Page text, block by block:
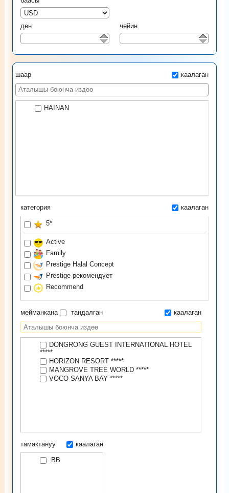
ден чейин
шаар каалаган
HAINAN
категория каалаган
5*
Active
Family
Prestige Halal Concept
Prestige рекомендует
Recommend
мейманкана тандалган каалаган
DONGRONG GUEST INTERNATIONAL HOTEL
*****
HORIZON RESORT *****
MANGROVE TREE WORLD *****
VOCO SANYA BAY *****
тамактануу каалаган
BB